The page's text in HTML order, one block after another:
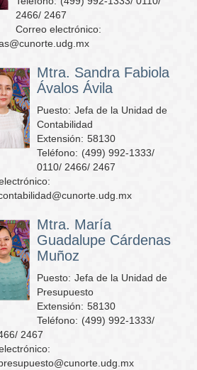
2466/ 2467
Correo electrónico:
Mtra. Sandra Fabiola
Ávalos Ávila
Puesto: Jefa de la Unidad de
Contabilidad
Extensión: 58130
Teléfono: (499) 992-1333/
0110/ 2466/ 2467
Mtra. María
Guadalupe Cárdenas
Muñoz
Puesto: Jefa de la Unidad de
Presupuesto
Extensión: 58130
Teléfono: (499) 992-1333/
2467